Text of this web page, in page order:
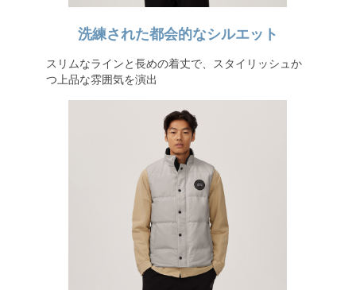
洗練された都会的なシルエット
スリムなラインと長めの着丈で、スタイリッシュか
つ上品な雰囲気を演出